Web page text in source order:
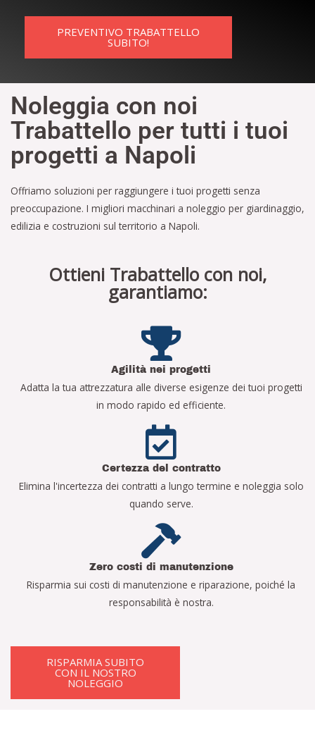
PREVENTIVO TRABATTELLO
SUBITO!
Noleggia con noi
Trabattello per tutti i tuoi
progetti a Napoli
Offriamo soluzioni per raggiungere i tuoi progetti senza
preoccupazione. I migliori macchinari a noleggio per giardinaggio,
edilizia e costruzioni sul territorio a Napoli.
Ottieni Trabattello con noi,
garantiamo:
Agilità nei progetti
Adatta la tua attrezzatura alle diverse esigenze dei tuoi progetti
in modo rapido ed efficiente.
Certezza del contratto
Elimina l'incertezza dei contratti a lungo termine e noleggia solo
quando serve.
Zero costi di manutenzione
Risparmia sui costi di manutenzione e riparazione, poiché la
responsabilità è nostra.
RISPARMIA SUBITO
CON IL NOSTRO
NOLEGGIO